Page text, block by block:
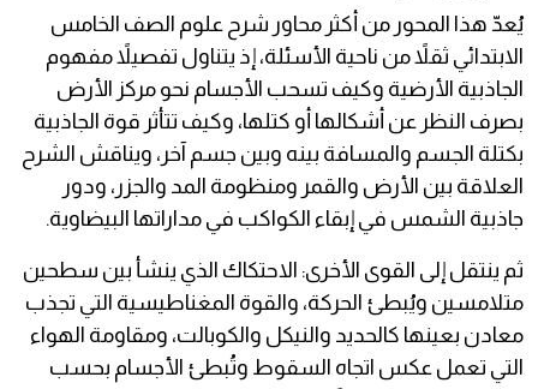
يُعدّ هذا المحور من أكثر محاور شرح علوم الصف الخامس
الابتدائي ثقلاً من ناحية الأسئلة، إذ يتناول تفصيلاً مفهوم
الجاذبية الأرضية وكيف تسحب الأجسام نحو مركز الأرض
بصرف النظر عن أشكالها أو كتلها، وكيف تتأثر قوة الجاذبية
بكتلة الجسم والمسافة بينه وبين جسم آخر، ويناقش الشرح
العلاقة بين الأرض والقمر ومنظومة المد والجزر، ودور
جاذبية الشمس في إبقاء الكواكب في مداراتها البيضاوية.
ثم ينتقل إلى القوى الأخرى: الاحتكاك الذي ينشأ بين سطحين
متلامسين ويُبطئ الحركة، والقوة المغناطيسية التي تجذب
معادن بعينها كالحديد والنيكل والكوبالت، ومقاومة الهواء
التي تعمل عكس اتجاه السقوط وتُبطئ الأجسام بحسب